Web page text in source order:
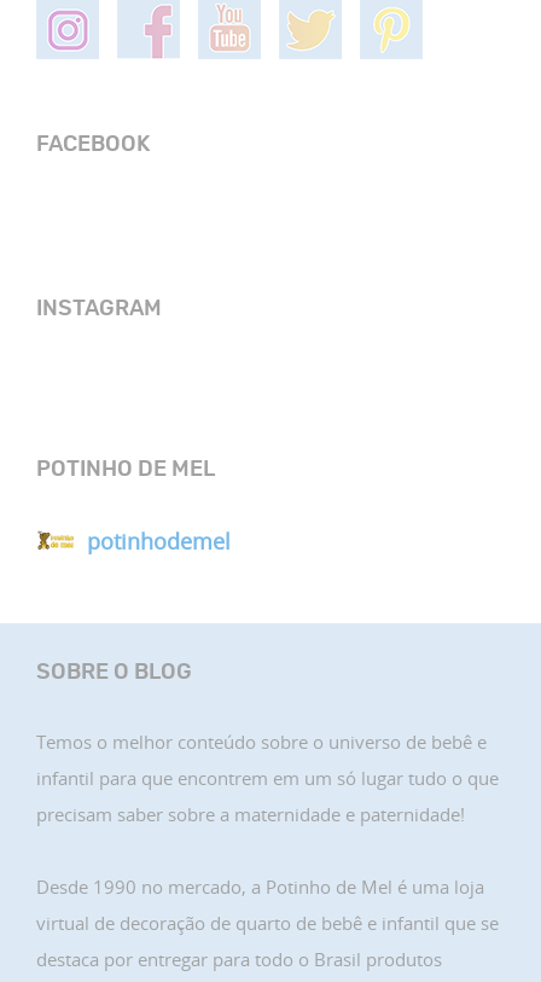
FACEBOOK
INSTAGRAM
POTINHO DE MEL
potinhodemel
SOBRE O BLOG
Temos o melhor conteúdo sobre o universo de bebê e
infantil para que encontrem em um só lugar tudo o que
precisam saber sobre a maternidade e paternidade!
Desde 1990 no mercado, a Potinho de Mel é uma loja
virtual de decoração de quarto de bebê e infantil que se
destaca por entregar para todo o Brasil produtos